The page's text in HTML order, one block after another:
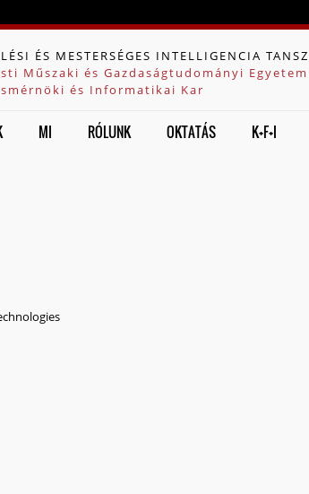
ÉS MESTERSÉGES INTELLIGENCIA
Műszaki és Gazdaságtudományi
és Informatikai Kar
MI RÓLUNK OKTATÁS K+F+I